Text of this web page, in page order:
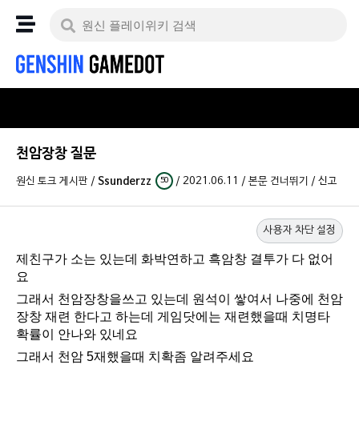
천암장창 질문
원신 토크 게시판 / Ssunderzz 50 / 2021.06.11 / 본문 건너뛰기 / 신고
사용자 차단 설정
제친구가 소는 있는데 화박연하고 흑암창 결투가 다 없어
요
그래서 천암장창을쓰고 있는데 원석이 쌓여서 나중에 천암
장창 재련 한다고 하는데 게임닷에는 재련했을때 치명타
확률이 안나와 있네요
그래서 천암 5재했을때 치확좀 알려주세요